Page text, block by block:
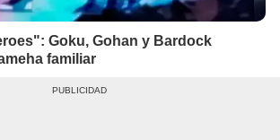
Goku, Gohan y Bardock
familiar